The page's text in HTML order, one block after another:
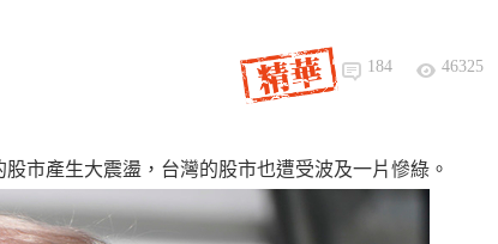
184 46325
市產生大震盪，台灣的股市也遭受波及一片慘綠。